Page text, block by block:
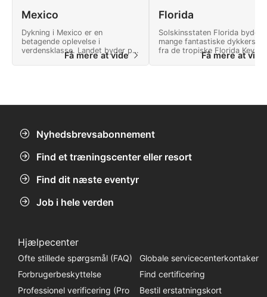
Mexico
Dykning i Mexico er en
betagende oplevelse i
verdensklasse. Landet byder på
mange eventyr og et landskab
fuld af naturlige vidundere.
Få mere at vide
Florida
Solskinsstaten Florida byder
mange fantastiske
fra de tropiske Florida Keys til
dybe skibsvrag og
ferskvandskilder.
Få mere at
Nyhedsbrevsabonnement
Find et træningscenter eller resort
Find dit næste eventyr
Job i hele verden
Hjælpecenter
Ofte stillede spørgsmål (FAQ)
Globale servicecenterkontaker
Forbrugerbeskyttelse
Find certificering
Professionel verificering (Pro
Bestil erstatningskort